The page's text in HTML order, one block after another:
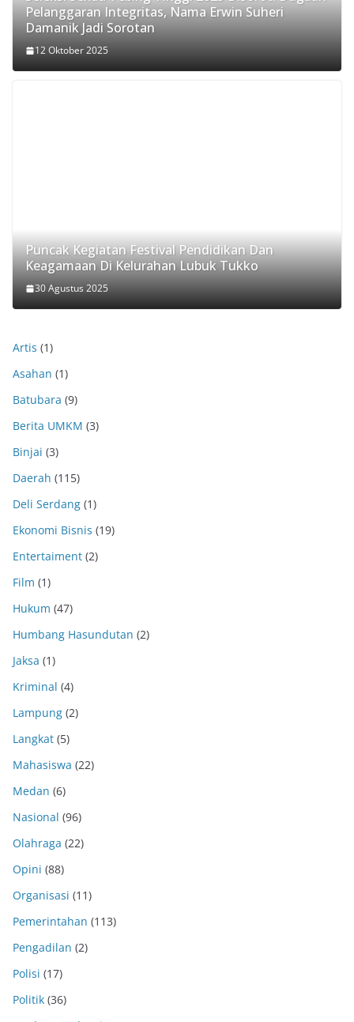
Pelanggaran Integritas, Nama Erwin Suheri
Damanik Jadi Sorotan
12 Oktober 2025
Puncak Kegiatan Festival Pendidikan Dan
Keagamaan Di Kelurahan Lubuk Tukko
30 Agustus 2025
Artis (1)
Asahan (1)
Batubara (9)
Berita UMKM (3)
Binjai (3)
Daerah (115)
Deli Serdang (1)
Ekonomi Bisnis (19)
Entertaiment (2)
Film (1)
Hukum (47)
Humbang Hasundutan (2)
Jaksa (1)
Kriminal (4)
Lampung (2)
Langkat (5)
Mahasiswa (22)
Medan (6)
Nasional (96)
Olahraga (22)
Opini (88)
Organisasi (11)
Pemerintahan (113)
Pengadilan (2)
Polisi (17)
Politik (36)